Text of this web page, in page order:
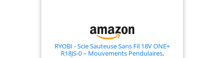
RYOBI - Scie Sauteuse Sans Fil 18V ONE+
R18JS-0 – Mouvements Pendulaires,